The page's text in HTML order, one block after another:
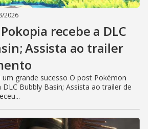
2026
recebe a DLC
Assista ao trailer
grande sucesso O post Pokémon
Bubbly Basin; Assista ao trailer de